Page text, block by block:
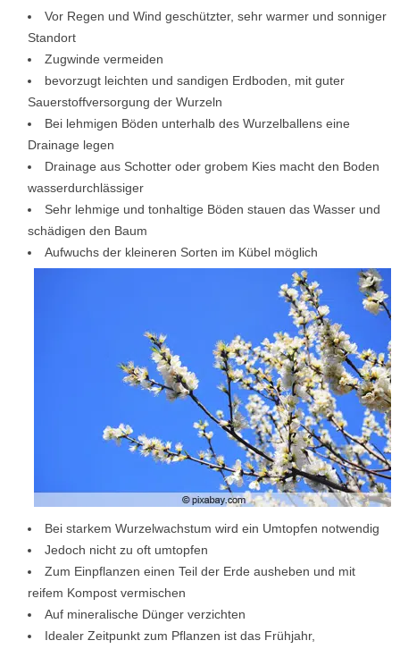
Vor Regen und Wind geschützter, sehr warmer und sonniger
Standort
Zugwinde vermeiden
bevorzugt leichten und sandigen Erdboden, mit guter
Sauerstoffversorgung der Wurzeln
Bei lehmigen Böden unterhalb des Wurzelballens eine
Drainage legen
Drainage aus Schotter oder grobem Kies macht den Boden
wasserdurchlässiger
Sehr lehmige und tonhaltige Böden stauen das Wasser und
schädigen den Baum
Aufwuchs der kleineren Sorten im Kübel möglich
Bei starkem Wurzelwachstum wird ein Umtopfen notwendig
Jedoch nicht zu oft umtopfen
Zum Einpflanzen einen Teil der Erde ausheben und mit
reifem Kompost vermischen
Auf mineralische Dünger verzichten
Idealer Zeitpunkt zum Pflanzen ist das Frühjahr,